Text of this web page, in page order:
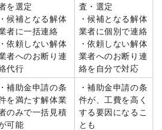
を選定
・候補となる解体
者に一括連絡
・依頼しない解体
者へのお断り連
代行
査・選定
・候補となる解体
業者に個別で連絡
・依頼しない解体
業者へのお断り連
絡を自分で対応
・補助金申請の条
を満たす解体業
のみで一括見積
可能
・補助金申請の条
件が、工費を高く
する要因になるこ
とも